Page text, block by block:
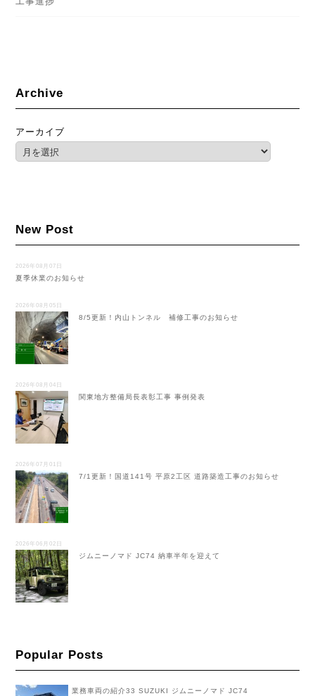
Archive
アーカイブ
New Post
2026年08月07日
夏季休業のお知らせ
2026年08月05日
8/5更新！内山トンネル 補修工事のお知らせ
2026年08月04日
関東地方整備局長表彰工事 事例発表
2026年07月01日
7/1更新！国道141号 平原2工区 道路築造工事のお知らせ
2026年06月02日
ジムニーノマド JC74 納車半年を迎えて
Popular Posts
業務車両の紹介33 SUZUKI ジムニーノマド JC74